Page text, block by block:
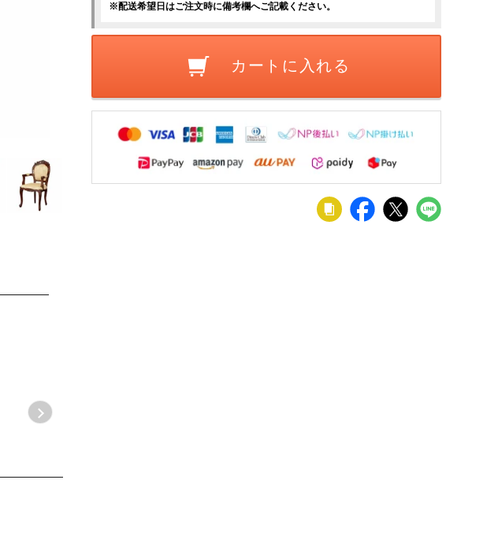
※配送希望日はご注文時に備考欄へご記載ください。
カートに入れる